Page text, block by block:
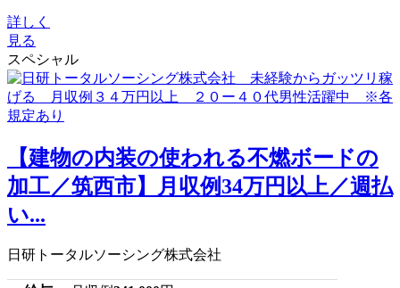
詳しく
見る
スペシャル
【建物の内装の使われる不燃ボードの
加工／筑西市】月収例34万円以上／週払
い...
日研トータルソーシング株式会社